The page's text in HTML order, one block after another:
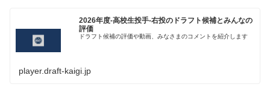
2026年度-高校生投手-右投のドラフト候補とみんなの
評価
ドラフト候補の評価や動画、みなさまのコメントを紹介します
player.draft-kaigi.jp